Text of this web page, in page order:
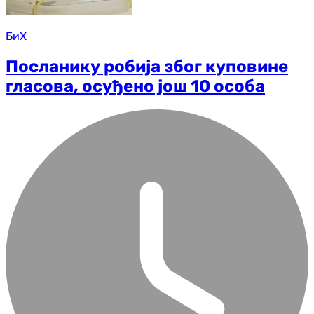
БиХ
Посланику робија због куповине
гласова, осуђено још 10 особа